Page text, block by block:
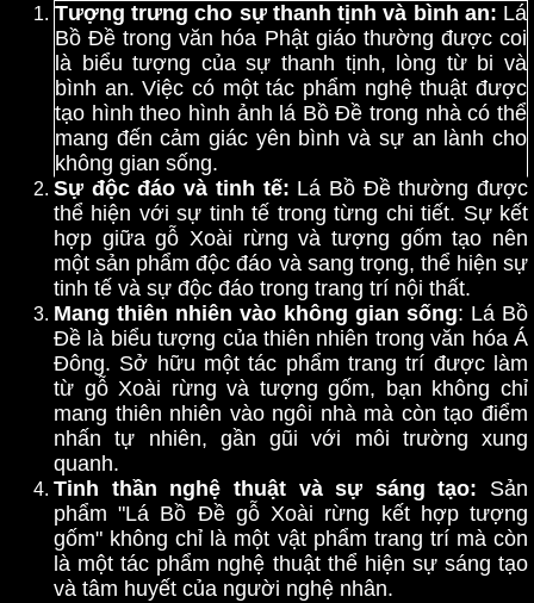
Tượng trưng cho sự thanh tịnh và bình an: Lá
Bồ Đề trong văn hóa Phật giáo thường được coi
là biểu tượng của sự thanh tịnh, lòng từ bi và
bình an. Việc có một tác phẩm nghệ thuật được
tạo hình theo hình ảnh lá Bồ Đề trong nhà có thể
mang đến cảm giác yên bình và sự an lành cho
không gian sống.
Sự độc đáo và tinh tế: Lá Bồ Đề thường được
thể hiện với sự tinh tế trong từng chi tiết. Sự kết
hợp giữa gỗ Xoài rừng và tượng gốm tạo nên
một sản phẩm độc đáo và sang trọng, thể hiện sự
tinh tế và sự độc đáo trong trang trí nội thất.
Mang thiên nhiên vào không gian sống: Lá Bồ
Đề là biểu tượng của thiên nhiên trong văn hóa Á
Đông. Sở hữu một tác phẩm trang trí được làm
từ gỗ Xoài rừng và tượng gốm, bạn không chỉ
mang thiên nhiên vào ngôi nhà mà còn tạo điểm
nhấn tự nhiên, gần gũi với môi trường xung
quanh.
Tinh thần nghệ thuật và sự sáng tạo: Sản
phẩm "Lá Bồ Đề gỗ Xoài rừng kết hợp tượng
gốm" không chỉ là một vật phẩm trang trí mà còn
là một tác phẩm nghệ thuật thể hiện sự sáng tạo
và tâm huyết của người nghệ nhân.